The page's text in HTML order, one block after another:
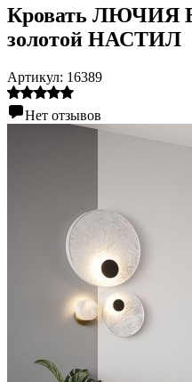
Кровать ЛЮЧИЯ
золотой НАСТИЛ
Артикул: 16389
Нет отзывов